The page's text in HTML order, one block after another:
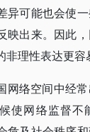
异可能也会使
映出来。因此
理性表达更容
网络空间中经
使网络监督不